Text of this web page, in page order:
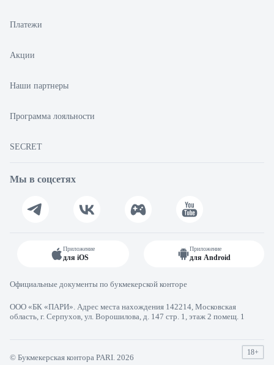
Платежи
Акции
Наши партнеры
Программа лояльности
SECRET
Мы в соцсетях
Приложение
для iOS
Приложение
для Android
Официальные документы по букмекерской конторе
ООО «БК «ПАРИ». Адрес места нахождения 142214, Московская
область, г. Серпухов, ул. Ворошилова, д. 147 стр. 1, этаж 2 помещ. 1
© Букмекерская контора PARI. 2026
18+